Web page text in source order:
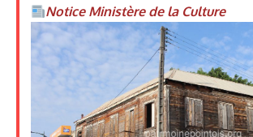
Notice Ministère de la Culture